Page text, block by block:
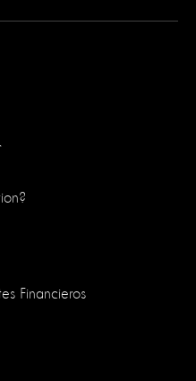
Financieros